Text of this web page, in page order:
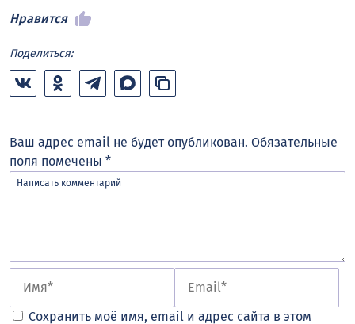
Нравится
Поделиться:
Ваш адрес email не будет опубликован. Обязательные
поля помечены *
Сохранить моё имя, email и адрес сайта в этом